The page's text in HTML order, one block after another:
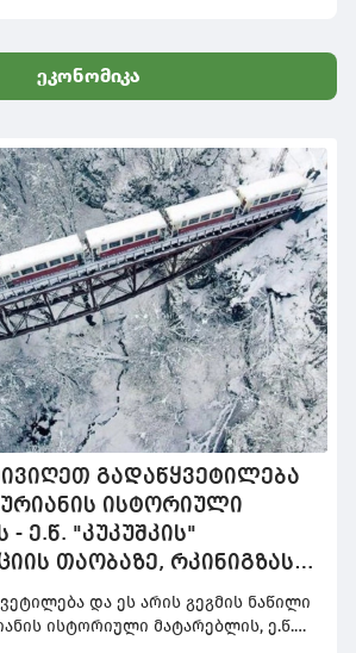
ეკონომიკა
გადაწყვეტილება
ისტორიული
ე.წ. "კუკუშკის"
თაობაზე, რკინიგზას
თბილისის-ქუთაისის
ახალციხის
და ეს არის გეგმის ნაწილი
ისტორიული მატარებლის, ე.წ.